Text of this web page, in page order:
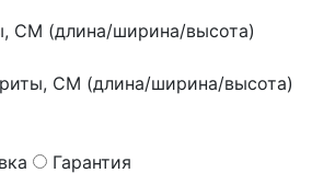
СМ (длина/ширина/высота)
СМ (длина/ширина/высота)
Гарантия